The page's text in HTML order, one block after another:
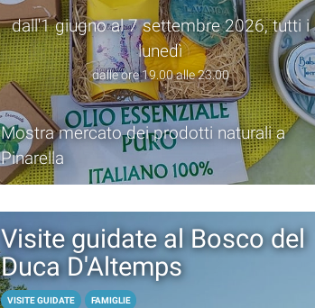
dall'1 giugno al 7 settembre 2026, tutti i
lunedì
dalle ore 19.00 alle 23.00
Mostra mercato dei prodotti naturali a
Pinarella
Visite guidate al Bosco del
Duca D'Altemps
VISITE GUIDATE FAMIGLIE